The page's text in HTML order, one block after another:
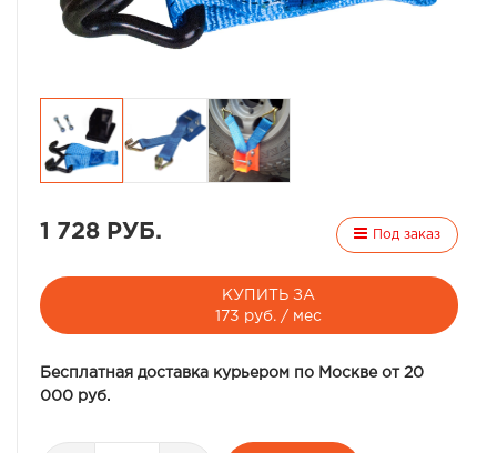
1 728 РУБ. Под заказ
КУПИТЬ ЗА
173 руб. / мес
Бесплатная доставка курьером по Москве от 20
000 руб.